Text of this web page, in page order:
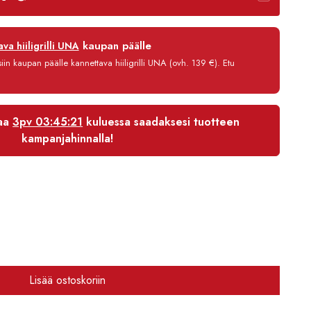
€.
on:
3790,41 €.
hiiligrilli UNAkaupan päälle
kaupan päälle kannettava hiiligrilli UNA (ovh. 139 €). Etu
3pv 03:45:20 kuluessa saadaksesi tuotteen
kampanjahinnalla!
Lisää ostoskoriin